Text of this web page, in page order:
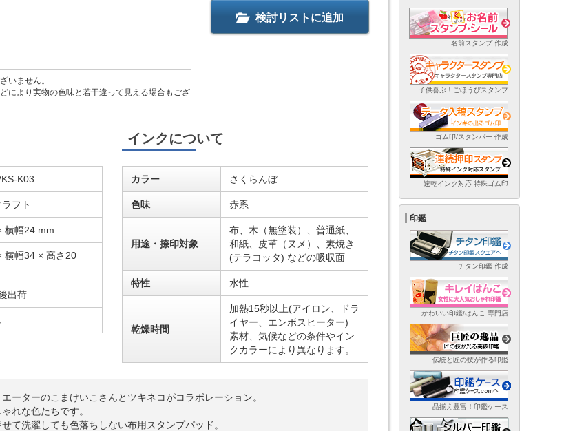
いません。
により実物の色味と若干違って見える場合もござ
検討リストに追加
K03
フト
横幅24 mm
横幅34 × 高さ20
出荷
インクについて
カラー さくらんぼ
色味 赤系
用途・捺印対象
布、木（無塗装）、普通紙、
和紙、皮革（ヌメ）、素焼き
(テラコッタ) などの吸収面
特性 水性
乾燥時間
加熱15秒以上(アイロン、ドラ
イヤー、エンボスヒーター)
素材、気候などの条件やイン
クカラーにより異なります。
ーターのこまけいこさんとツキネコがコラボレーション。
れな色たちです。
て洗濯しても色落ちしない布用スタンプパッド。
名前スタンプ 作成
子供喜ぶ！ごほうびスタンプ
ゴム印/スタンパー 作成
速乾インク対応 特殊ゴム印
印鑑
チタン印鑑 作成
かわいい印鑑/はんこ 専門店
伝統と匠の技が作る印鑑
品揃え豊富！印鑑ケース